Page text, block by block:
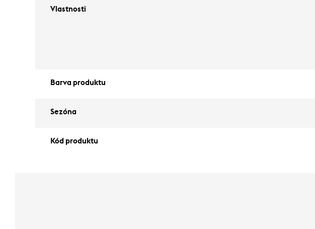
Vlastnosti
Barva produktu
Sezóna
Kód produktu